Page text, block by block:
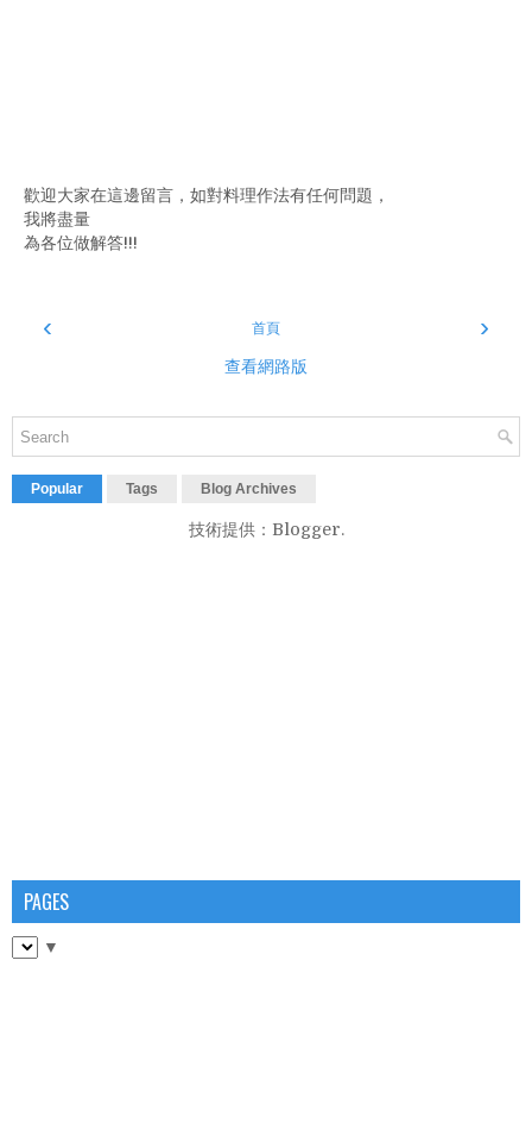
歡迎大家在這邊留言，如對料理作法有任何問題，
我將盡量
為各位做解答!!!
‹ ›
首頁
查看網路版
Popular Tags Blog Archives
技術提供： Blogger.
PAGES
▼